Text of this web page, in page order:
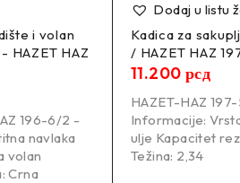
i volan
HAZET HAZ
196-6/2 -
navlaka
volan
Crna
Dodaj u listu
Kadica za
/ HAZET HAZ
11.200 рсд
HAZET-HAZ
Informacije:
ulje Kapacitet
Težina: 2,34